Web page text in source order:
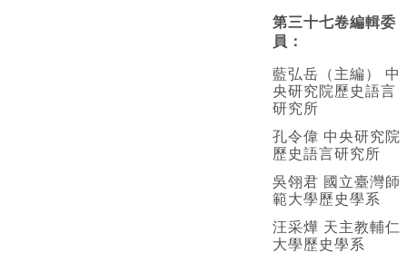
第三十七卷編輯委
員：
藍弘岳（主編） 中
央研究院歷史語言
研究所
孔令偉 中央研究院
歷史語言研究所
吳翎君 國立臺灣師
範大學歷史學系
汪采燁 天主教輔仁
大學歷史學系